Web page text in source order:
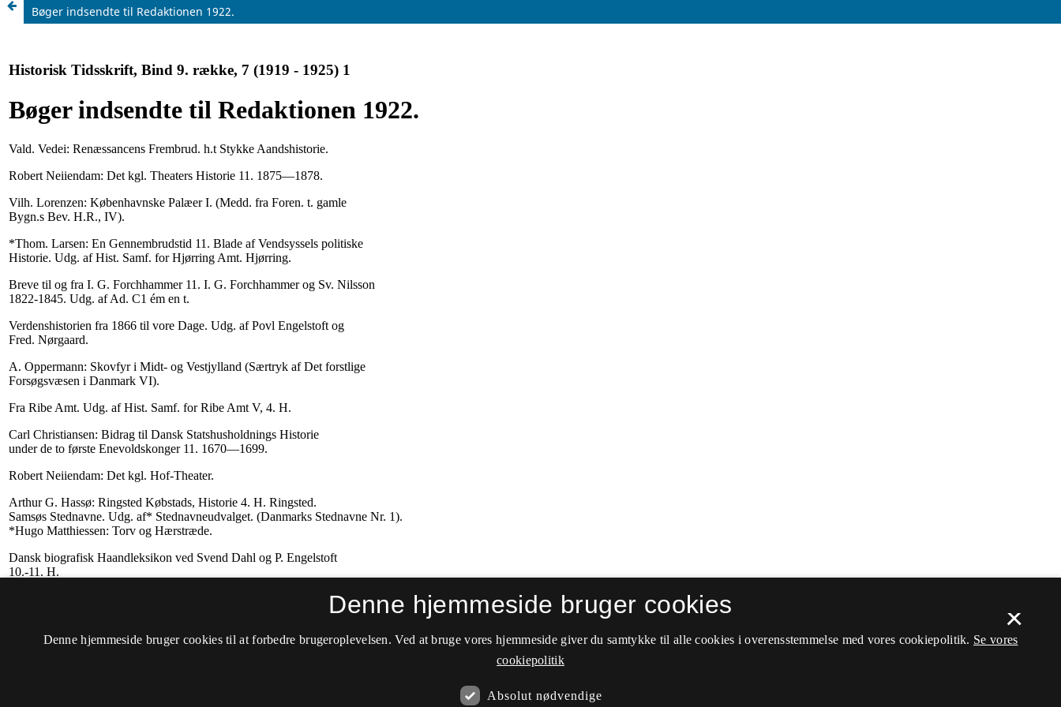
Bøger indsendte til Redaktionen 1922.
×
Denne hjemmeside bruger cookies
Denne hjemmeside bruger cookies til at forbedre brugeroplevelsen. Ved at bruge vores hjemmeside giver du samtykke til alle cookies i overensstemmelse med vores cookiepolitik. Se vores
cookiepolitik
Absolut nødvendige